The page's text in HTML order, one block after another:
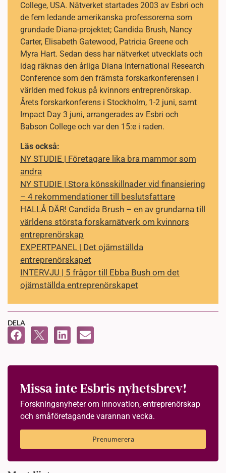
College, USA. Nätverket startades 2003 av Esbri och
de fem ledande amerikanska professorerna som
grundade Diana-projektet; Candida Brush, Nancy
Carter, Elisabeth Gatewood, Patricia Greene och
Myra Hart. Sedan dess har nätverket utvecklats och
idag räknas den årliga Diana International Research
Conference som den främsta forskarkonferensen i
världen med fokus på kvinnors entreprenörskap.
Årets forskarkonferens i Stockholm, 1-2 juni, samt
Impact Day 3 juni, arrangerades av Esbri och
Babson College och var den 15:e i raden.
Läs också:
NY STUDIE | Företagare lika bra mammor som
andra
NY STUDIE | Stora könsskillnader vid finansiering
– 4 rekommendationer till beslutsfattare
HALLÅ DÄR! Candida Brush – en av grundarna till
världens största forskarnätverk om kvinnors
entreprenörskap
EXPERTPANEL | Det ojämställda
entreprenörskapet
INTERVJU | 5 frågor till Ebba Bush om det
ojämställda entreprenörskapet
DELA
Missa inte Esbris nyhetsbrev!
Forskningsnyheter om innovation, entreprenörskap
och småföretagande varannan vecka.
Prenumerera